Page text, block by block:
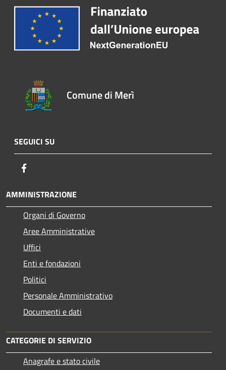
Comune di Merì
SEGUICI SU
AMMINISTRAZIONE
Organi di Governo
Aree Amministrative
Uffici
Enti e fondazioni
Politici
Personale Amministrativo
Documenti e dati
CATEGORIE DI SERVIZIO
Anagrafe e stato civile